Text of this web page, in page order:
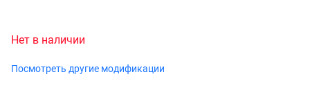
Нет в наличии
Посмотреть другие модификации